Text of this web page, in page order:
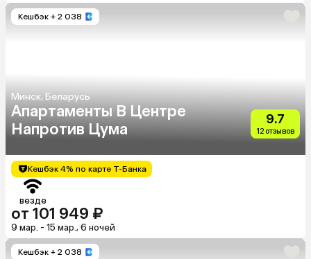
Кешбэк + 2 038
Минск, Беларусь
Апартаменты В Центре
Напротив Цума
9.7
12 отзывов
Кешбэк 4% по карте Т-Банка
везде
от 101 949 ₽
9 мар. - 15 мар., 6 ночей
Кешбэк + 2 038